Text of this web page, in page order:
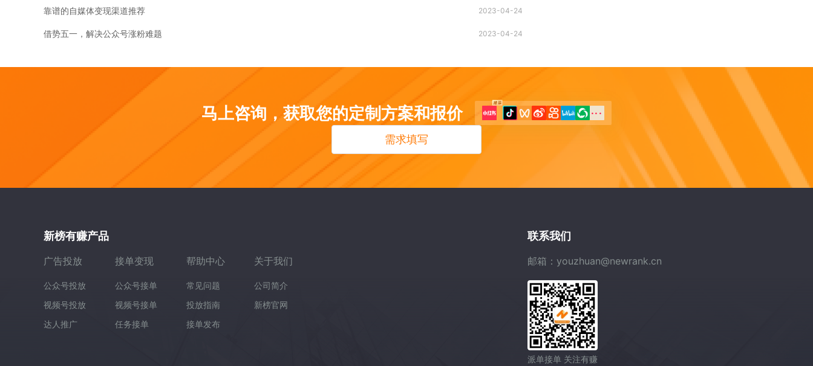
靠谱的自媒体变现渠道推荐 2023-04-24
借势五一，解决公众号涨粉难题 2023-04-24
马上咨询，获取您的定制方案和报价 ...
需求填写
新榜有赚产品
广告投放
公众号投放
视频号投放
达人推广
接单变现
公众号接单
视频号接单
任务接单
帮助中心
常见问题
投放指南
接单发布
关于我们
公司简介
新榜官网
联系我们
邮箱：youzhuan@newrank.cn
派单接单 关注有赚